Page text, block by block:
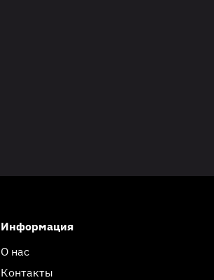
Информация
О нас
Контакты